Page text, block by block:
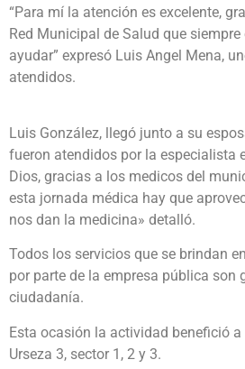
“Para mí la atención es excelente,
Red Municipal de Salud que
ayudar” expresó Luis Angel Mena,
atendidos.
Luis González, llegó junto a su
fueron atendidos por la especialista
Dios, gracias a los medicos del
esta jornada médica hay que
nos dan la medicina» detalló.
Todos los servicios que se brindan
por parte de la empresa pública son
ciudadanía.
Esta ocasión la actividad benefició
Urseza 3, sector 1, 2 y 3.